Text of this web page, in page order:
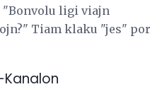
"Bonvolu ligi viajn
Tiam klaku "jes" por